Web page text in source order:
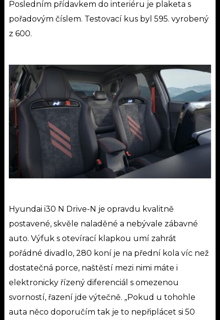
Posledním přídavkem do interiéru je plaketa s
pořadovým číslem. Testovací kus byl 595. vyrobený
z 600.
Hyundai i30 N Drive-N je opravdu kvalitně
postavené, skvěle naladěné a nebývale zábavné
auto. Výfuk s otevírací klapkou umí zahrát
pořádné divadlo, 280 koní je na přední kola víc než
dostatečná porce, naštěstí mezi nimi máte i
elektronicky řízený diferenciál s omezenou
svorností, řazení jde výtečně. „Pokud u tohohle
auta něco doporučím tak je to nepřiplácet si 50